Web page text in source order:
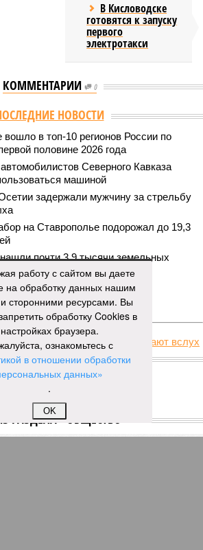
В Кисловодске
готовятся к запуску
первого
электротакси
КОММЕНТАРИИ 0
НОВОСТИ
вошло в топ-10 регионов России по
половине 2026 года
Северного Кавказа
машиной
задержали мужчину за стрельбу
на Ставрополье подорожал до 19,3
почти 3,9 тысячи земельных
жилую застройку
ЕЩЕ НОВОСТИ
ПАРТНЕРОВ
Новости smi2.ru
РАЗДЕЛА «ОБЩЕСТВО»
работу с сайтом вы даете
на обработку данных нашим
сторонними ресурсами. Вы
обработку Cookies в
настройках браузера.
ознакомьтесь с
в отношении обработки
данных»
.
OK